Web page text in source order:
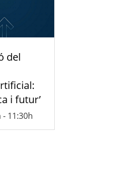
del
i futur’
- 11:30h